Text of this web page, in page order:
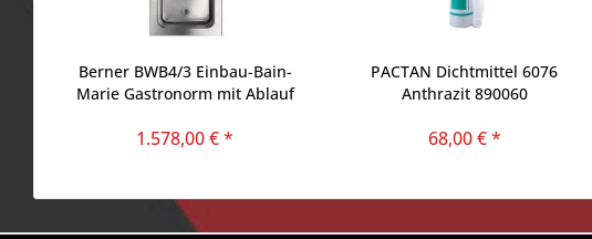
Berner BWB4/3 Einbau-Bain-
Marie Gastronorm mit Ablauf
1.578,00 € *
PACTAN Dichtmittel 6076
Anthrazit 890060
68,00 € *